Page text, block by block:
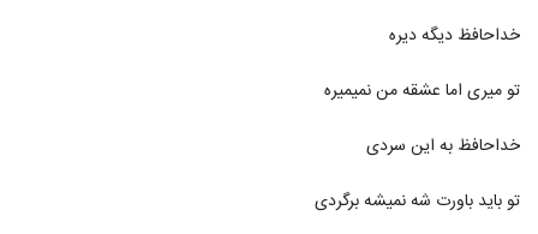
۳۴۰ بازدید
خداحافظ دیگه دیره
تو میری اما عشقه من نمیمیره
خداحافظ به این سردی
تو باید باورت شه نمیشه برگردی